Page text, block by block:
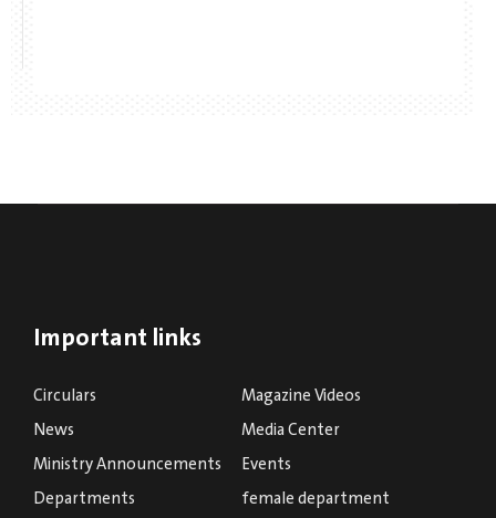
Important links
Circulars
Magazine Videos
News
Media Center
Ministry Announcements
Events
Departments
female department